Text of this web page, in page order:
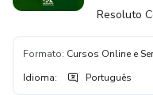
Resoluto
Formato: Cursos Online e
Idioma: Português